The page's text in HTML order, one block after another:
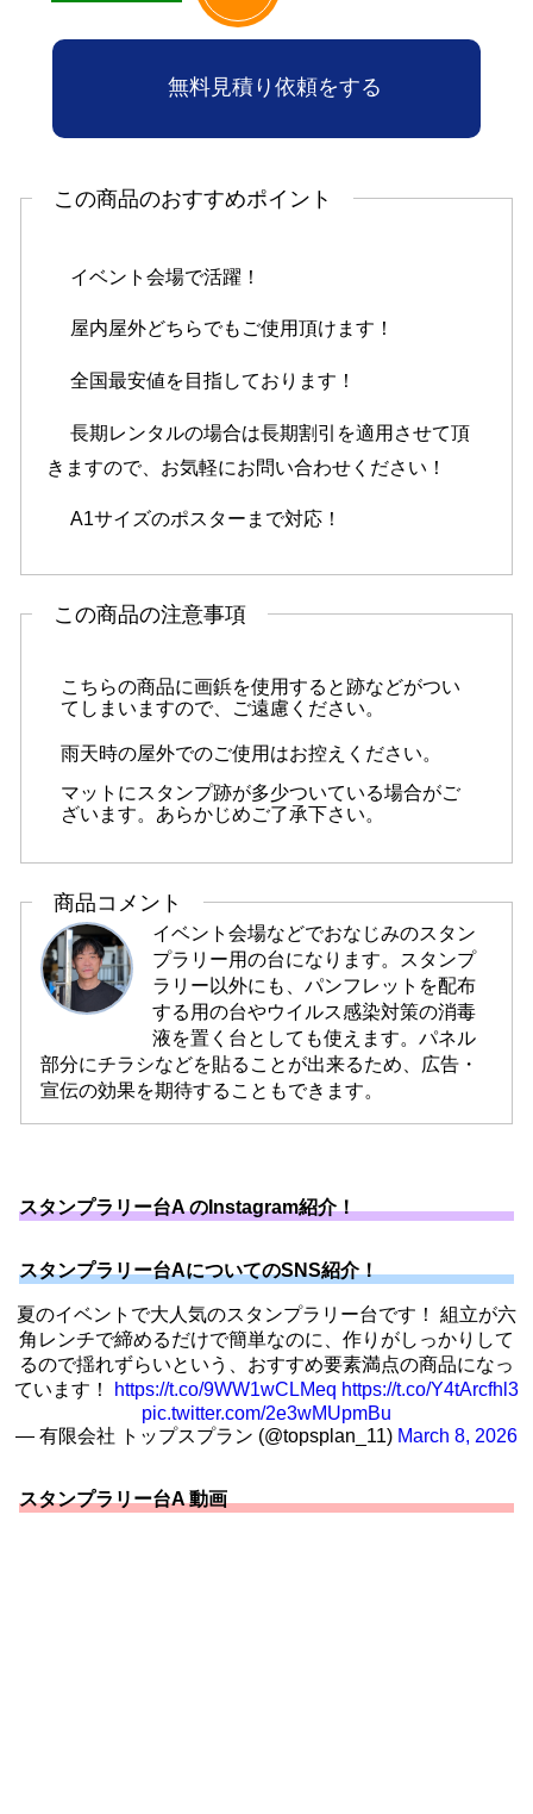
無料見積り依頼をする
この商品のおすすめポイント
イベント会場で活躍！
屋内屋外どちらでもご使用頂けます！
全国最安値を目指しております！
長期レンタルの場合は長期割引を適用させて頂
きますので、お気軽にお問い合わせください！
A1サイズのポスターまで対応！
この商品の注意事項
こちらの商品に画鋲を使用すると跡などがつい
てしまいますので、ご遠慮ください。
雨天時の屋外でのご使用はお控えください。
マットにスタンプ跡が多少ついている場合がご
ざいます。あらかじめご了承下さい。
商品コメント
イベント会場などでおなじみのスタン
プラリー用の台になります。スタンプ
ラリー以外にも、パンフレットを配布
する用の台やウイルス感染対策の消毒
液を置く台としても使えます。パネル
部分にチラシなどを貼ることが出来るため、広告・
宣伝の効果を期待することもできます。
スタンプラリー台A のInstagram紹介！
スタンプラリー台AについてのSNS紹介！
夏のイベントで大人気のスタンプラリー台です！ 組立が六
角レンチで締めるだけで簡単なのに、作りがしっかりして
るので揺れずらいという、おすすめ要素満点の商品になっ
ています！
https://t.co/9WW1wCLMeq https://t.co/Y4tArcfhl3
pic.twitter.com/2e3wMUpmBu
— 有限会社 トップスプラン (@topsplan_11) March 8, 2026
スタンプラリー台A 動画